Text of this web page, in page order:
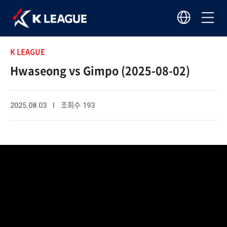
K LEAGUE
Hwaseong vs Gimpo (2025-08-02)
2025.08.03 I 조회수 193